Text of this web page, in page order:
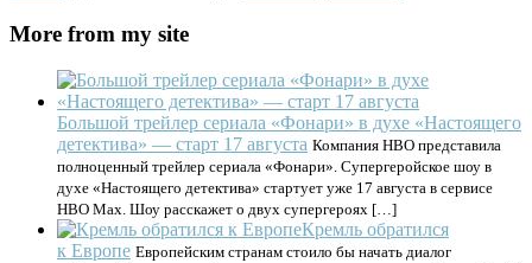
More from my site
Большой трейлер сериала «Фонари» в духе «Настоящего
детектива» — старт 17 августа Компания HBO представила
полноценный трейлер сериала «Фонари». Супергеройское шоу в
духе «Настоящего детектива» стартует уже 17 августа в сервисе
HBO Max. Шоу расскажет о двух супергероях […]
Кремль обратился
к Европе Европейским странам стоило бы начать диалог